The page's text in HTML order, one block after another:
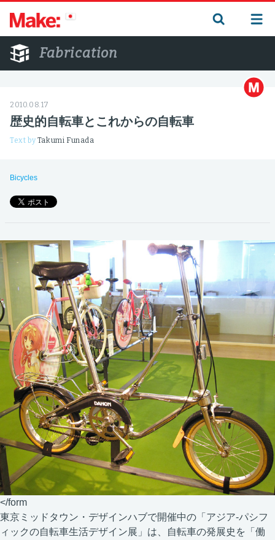
Fabrication
2010.08.17
歴史的自転車とこれからの自転車
Text byTakumi Funada
Bicycles
</form
東京ミッドタウン・デザインハブで開催中の「アジア-パシフ
ィックの自転車生活デザイン展」は、自転車の発展史を「働